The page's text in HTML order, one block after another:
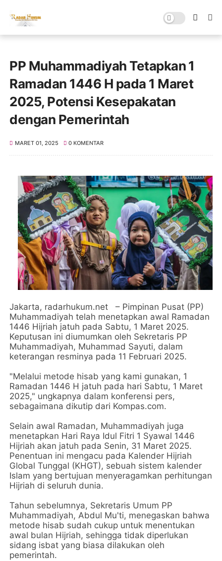
PP Muhammadiyah Tetapkan 1
Ramadan 1446 H pada 1 Maret
2025, Potensi Kesepakatan
dengan Pemerintah
MARET 01, 2025 0 KOMENTAR
Jakarta, radarhukum.net – Pimpinan Pusat (PP)
Muhammadiyah telah menetapkan awal Ramadan
1446 Hijriah jatuh pada Sabtu, 1 Maret 2025.
Keputusan ini diumumkan oleh Sekretaris PP
Muhammadiyah, Muhammad Sayuti, dalam
keterangan resminya pada 11 Februari 2025.
"Melalui metode hisab yang kami gunakan, 1
Ramadan 1446 H jatuh pada hari Sabtu, 1 Maret
2025," ungkapnya dalam konferensi pers,
sebagaimana dikutip dari Kompas.com.
Selain awal Ramadan, Muhammadiyah juga
menetapkan Hari Raya Idul Fitri 1 Syawal 1446
Hijriah akan jatuh pada Senin, 31 Maret 2025.
Penentuan ini mengacu pada Kalender Hijriah
Global Tunggal (KHGT), sebuah sistem kalender
Islam yang bertujuan menyeragamkan perhitungan
Hijriah di seluruh dunia.
Tahun sebelumnya, Sekretaris Umum PP
Muhammadiyah, Abdul Mu'ti, menegaskan bahwa
metode hisab sudah cukup untuk menentukan
awal bulan Hijriah, sehingga tidak diperlukan
sidang isbat yang biasa dilakukan oleh
pemerintah.